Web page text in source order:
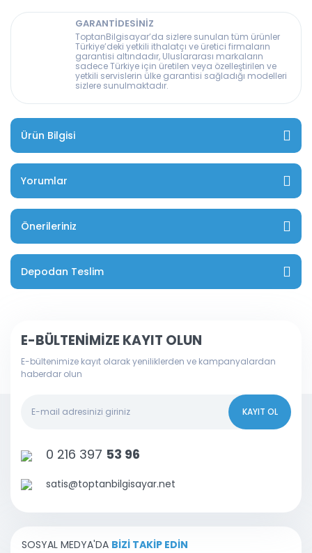
GARANTİDESİNİZ
ToptanBilgisayar’da sizlere sunulan tüm ürünler
Türkiye’deki yetkili ithalatçı ve üretici firmaların
garantisi altındadır, Uluslararası markaların
sadece Türkiye için üretilen veya özelleştirilen ve
yetkili servislerin ülke garantisi sağladığı modelleri
sizlere sunulmaktadır.
Ürün Bilgisi
Yorumlar
Önerileriniz
Depodan Teslim
E-BÜLTENİMİZE KAYIT OLUN
E-bültenimize kayıt olarak yeniliklerden ve kampanyalardan
haberdar olun
KAYIT OL
0 216 397 53 96
satis@toptanbilgisayar.net
SOSYAL MEDYA'DA BİZİ TAKİP EDİN